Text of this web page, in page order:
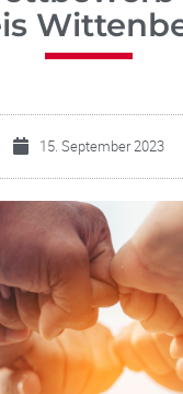
15. September 2023